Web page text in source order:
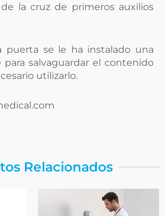
la cruz de primeros auxilios
puerta se le ha instalado una
para salvaguardar el contenido
utilizarlo.
Relacionados